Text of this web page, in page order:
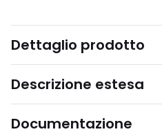
Dettaglio prodotto
Descrizione estesa
Documentazione